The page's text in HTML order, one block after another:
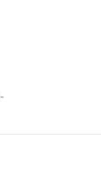
-